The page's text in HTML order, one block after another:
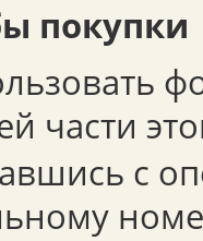
покупки
части
с